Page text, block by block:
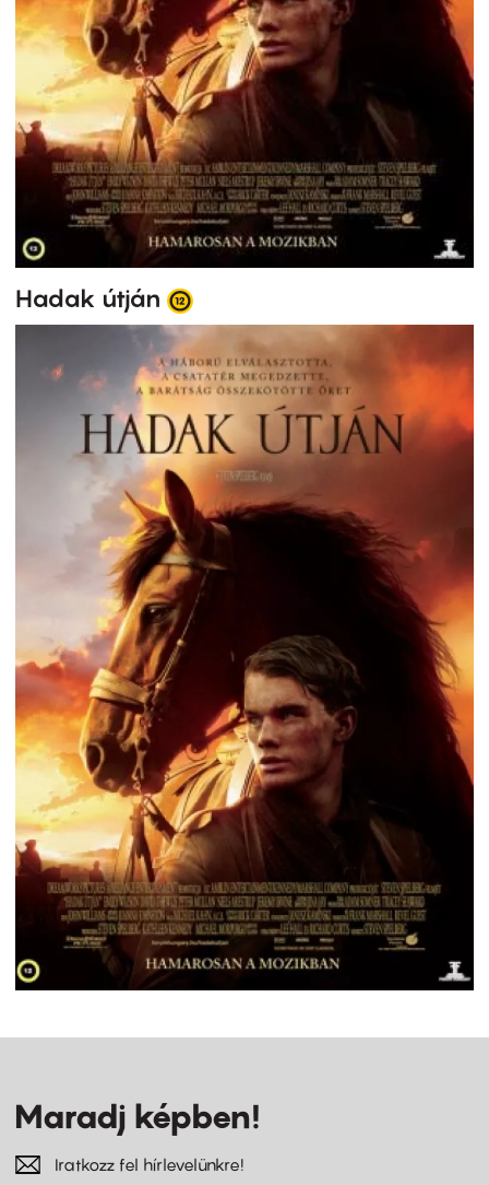
Hadak útján
Maradj képben!
Iratkozz fel hírlevelünkre!